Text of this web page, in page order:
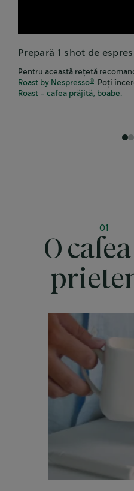
Prepară 1 shot de
Pentru această rețetă
Roast by Nespresso®. Poți
Roast - cafea prăjită, boabe.
1
01
O